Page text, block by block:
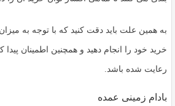
به همین علت باید دقت کنید که با توجه به
خرید خود را انجام دهید و همچنین اطمینان پیدا
رعایت شده باشد.
بادام زمینی عمده